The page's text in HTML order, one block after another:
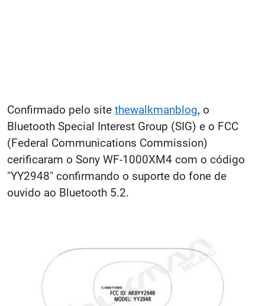
Confirmado pelo site thewalkmanblog, o
Bluetooth Special Interest Group (SIG) e o FCC
(Federal Communications Commission)
cerificaram o Sony WF-1000XM4 com o código
"YY2948" confirmando o suporte do fone de
ouvido ao Bluetooth 5.2.